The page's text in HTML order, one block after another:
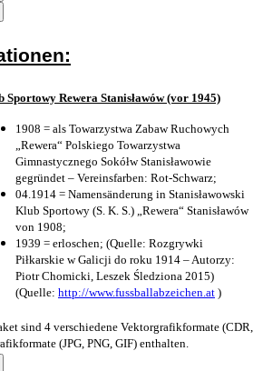
Sportowy Rewera Stanisławów (vor 1945)
1908 = als Towarzystwa Zabaw Ruchowych
„Rewera“ Polskiego Towarzystwa
Gimnastycznego Sokółw Stanisławowie
gegründet – Vereinsfarben: Rot-Schwarz;
04.1914 = Namensänderung in Stanisławowski
Klub Sportowy (S. K. S.) „Rewera“ Stanisławów
von 1908;
1939 = erloschen; (Quelle: Rozgrywki
Piłkarskie w Galicji do roku 1914 – Autorzy:
Piotr Chomicki, Leszek Śledziona 2015)
(Quelle: http://www.fussballabzeichen.at )
sind 4 verschiedene Vektorgrafikformate (CDR,
(JPG, PNG, GIF) enthalten.